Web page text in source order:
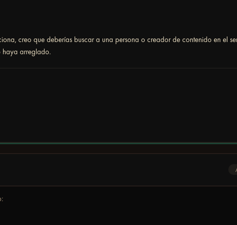
creo que deberías buscar a una persona o creador de contenido en el
haya arreglado.